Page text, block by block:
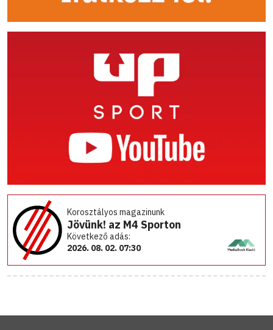
Korosztályos magazinunk
Jövünk! az M4 Sporton
Következő adás:
2026. 08. 02. 07:30